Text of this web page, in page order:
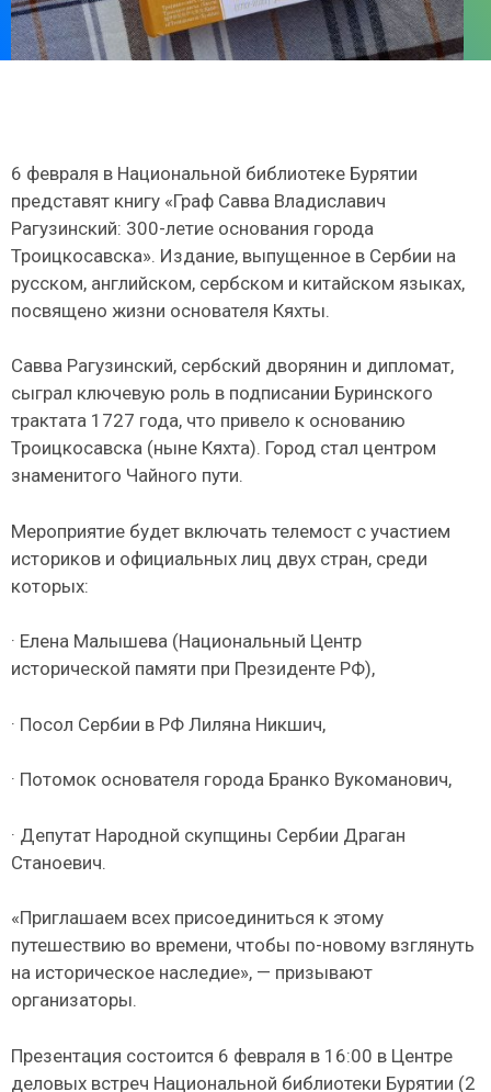
6 февраля в Национальной библиотеке Бурятии
представят книгу «Граф Савва Владиславич
Рагузинский: 300-летие основания города
Троицкосавска». Издание, выпущенное в Сербии на
русском, английском, сербском и китайском языках,
посвящено жизни основателя Кяхты.
Савва Рагузинский, сербский дворянин и дипломат,
сыграл ключевую роль в подписании Буринского
трактата 1727 года, что привело к основанию
Троицкосавска (ныне Кяхта). Город стал центром
знаменитого Чайного пути.
Мероприятие будет включать телемост с участием
историков и официальных лиц двух стран, среди
которых:
· Елена Малышева (Национальный Центр
исторической памяти при Президенте РФ),
· Посол Сербии в РФ Лиляна Никшич,
· Потомок основателя города Бранко Вукоманович,
· Депутат Народной скупщины Сербии Драган
Станоевич.
«Приглашаем всех присоединиться к этому
путешествию во времени, чтобы по-новому взглянуть
на историческое наследие», — призывают
организаторы.
Презентация состоится 6 февраля в 16:00 в Центре
деловых встреч Национальной библиотеки Бурятии (2